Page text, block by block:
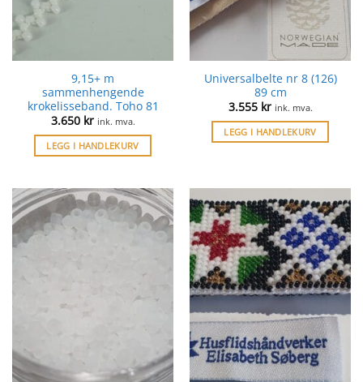
9,15+ m
sammenhengende
krokelisseband. Toho 81
3.650 kr ink. mva.
LEGG I HANDLEKURV
Universalbelte nr 8 (126)
89 cm
3.555 kr ink. mva.
LEGG I HANDLEKURV